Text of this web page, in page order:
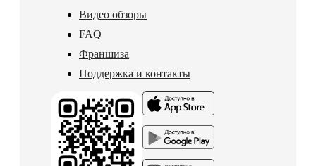
Видео обзоры
FAQ
Франшиза
Поддержка и контакты